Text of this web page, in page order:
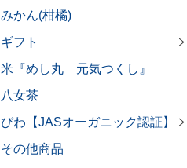
みかん(柑橘)
ギフト
米『めし丸 元気つくし』
八女茶
びわ【JASオーガニック認証】
その他商品